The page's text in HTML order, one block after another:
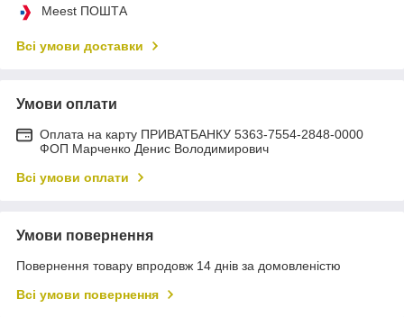
Meest ПОШТА
Всі умови доставки
Умови оплати
Оплата на карту ПРИВАТБАНКУ 5363-7554-2848-0000
ФОП Марченко Денис Володимирович
Всі умови оплати
Умови повернення
Повернення товару впродовж 14 днів за домовленістю
Всі умови повернення